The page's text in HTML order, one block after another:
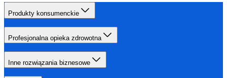
Produkty konsumenckie
Profesjonalna opieka zdrowotna
Inne rozwiązania biznesowe